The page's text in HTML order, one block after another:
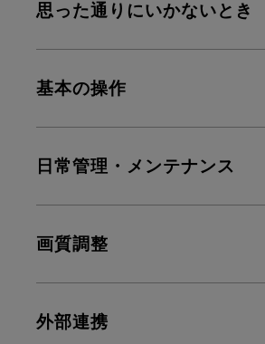
思った通りにいかないとき
基本の操作
日常管理・メンテナンス
画質調整
外部連携